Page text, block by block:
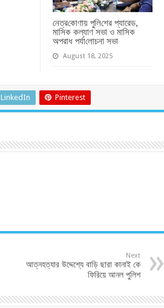
নেত্র‌কোণায় পু‌লি‌শের প্যারেড,
মাসিক কল্যাণ সভা ও মাসিক
অপরাধ পর্যা‌লোচনা সভা
August 18, 2025
LinkedIn Pinterest
Next
আত্নহত্যার উদ্দেশ্যে বাড়ি ছারা কানাই কে
ফিরিয়ে আনল পুলিশ